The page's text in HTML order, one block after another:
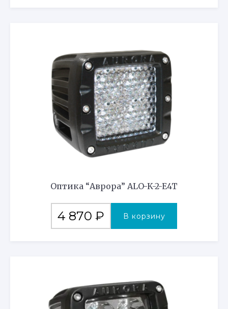
Оптика “Аврора” ALO-K-2-E4T
4 870 ₽ В корзину